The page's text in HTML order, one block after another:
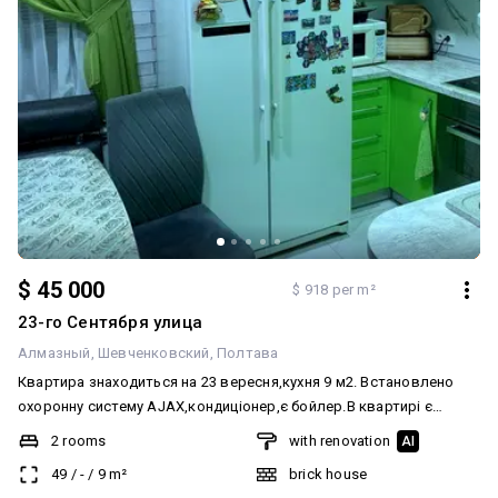
$ 45 000 $ 918 per m²
23-го Сентября улица
Алмазный Шевченковский Полтава
Квартира знаходиться на 23 вересня,кухня 9 м2. Встановлено
охоронну систему AJAX,кондиціонер,є бойлер.В квартирі є
лоджія довжиною 5 м.В тамбурі лише дві квартири,частина
меблів та техніки залишається.Поряд дитячий
садок,школа,парк,магазини.Металопластикові
2 rooms
49 / - / 9m²
with renovation AI
brick house